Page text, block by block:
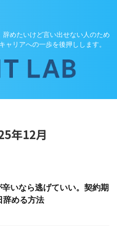
めたいけど言い出せない人のため
ャリアへの一歩を後押しします。
年12月
いなら逃げていい。契約期
辞める方法